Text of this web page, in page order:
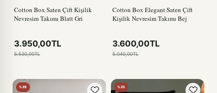
Cotton Box Saten Çift Kişilik
Nevresim Takımı Blatt Gri
3.950,00TL
5.530,00TL
Cotton Box Elegant Saten Çift
Kişilik Nevresim Takımı Bej
3.600,00TL
5.040,00TL
%29 %23